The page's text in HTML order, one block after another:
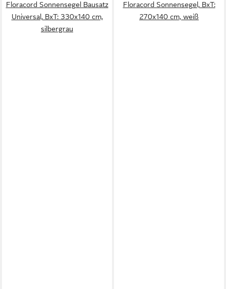
Floracord Sonnensegel Bausatz
Universal, BxT: 330x140 cm,
silbergrau
Floracord Sonnensegel, BxT:
270x140 cm, weiß